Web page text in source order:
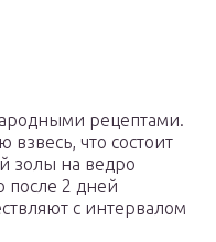
рецептами.
взвесь, что состоит
золы на ведро
после 2 дней
с интервалом